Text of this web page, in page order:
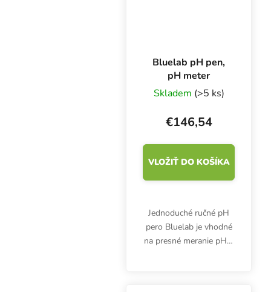
Bluelab pH pen,
pH meter
Skladem (>5 ks)
€146,54
VLOŽIŤ DO KOŠÍKA
Jednoduché ručné pH
pero Bluelab je vhodné
na presné meranie pH a